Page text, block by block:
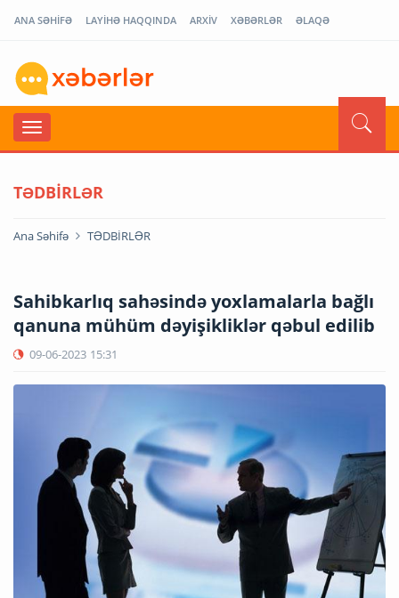
ANA SƏHİFƏ LAYİHƏ HAQQINDA ARXİV XƏBƏRLƏR ƏLAQƏ
TƏDBİRLƏR
Ana Səhifə TƏDBİRLƏR
Sahibkarlıq sahəsində yoxlamalarla bağlı
qanuna mühüm dəyişikliklər qəbul edilib
09-06-2023 15:31